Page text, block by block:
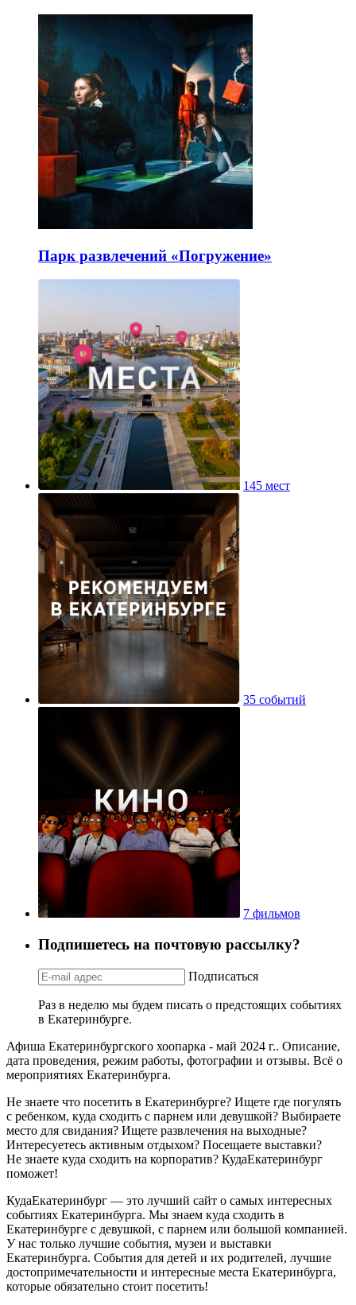
Парк развлечений «Погружение»
145 мест
35 событий
7 фильмов
Подпишетесь на почтовую рассылку?
Подписаться
Раз в неделю мы будем писать о предстоящих событиях
в Екатеринбурге.
Афиша Екатеринбургского хоопарка - май 2024 г.. Описание,
дата проведения, режим работы, фотографии и отзывы. Всё о
мероприятиях Екатеринбурга.
Не знаете что посетить в Екатеринбурге? Ищете где погулять
с ребенком, куда сходить с парнем или девушкой? Выбираете
место для свидания? Ищете развлечения на выходные?
Интересуетесь активным отдыхом? Посещаете выставки?
Не знаете куда сходить на корпоратив? КудаЕкатеринбург
поможет!
КудаЕкатеринбург — это лучший сайт о самых интересных
событиях Екатеринбурга. Мы знаем куда сходить в
Екатеринбурге с девушкой, с парнем или большой компанией.
У нас только лучшие события, музеи и выставки
Екатеринбурга. События для детей и их родителей, лучшие
достопримечательности и интересные места Екатеринбурга,
которые обязательно стоит посетить!